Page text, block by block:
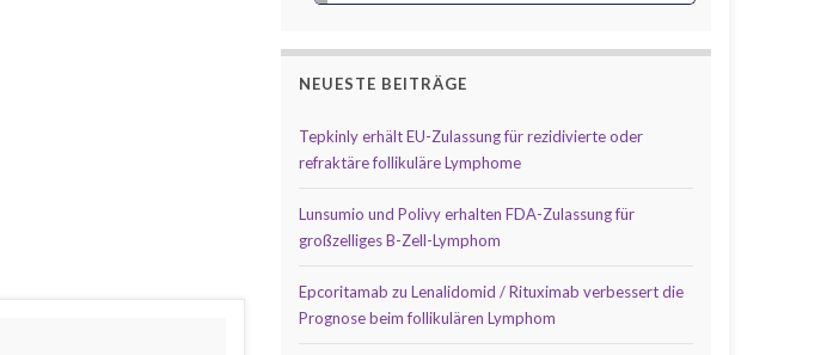
NEUESTE BEITRÄGE
Tepkinly erhält EU-Zulassung für rezidivierte oder
refraktäre follikuläre Lymphome
Lunsumio und Polivy erhalten FDA-Zulassung für
großzelliges B-Zell-Lymphom
Epcoritamab zu Lenalidomid / Rituximab verbessert die
Prognose beim follikulären Lymphom